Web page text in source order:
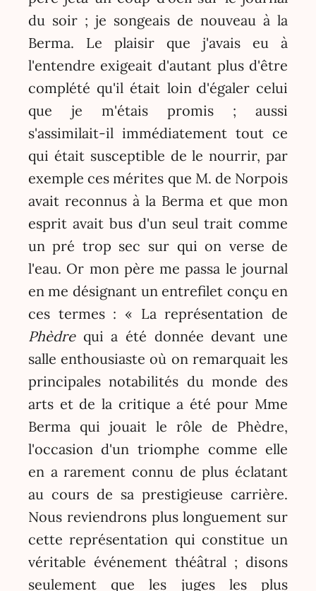
du soir ; je songeais de nouveau à la
Berma. Le plaisir que j'avais eu à
l'entendre exigeait d'autant plus d'être
complété qu'il était loin d'égaler celui
que je m'étais promis ; aussi
s'assimilait-il immédiatement tout ce
qui était susceptible de le nourrir, par
exemple ces mérites que M. de Norpois
avait reconnus à la Berma et que mon
esprit avait bus d'un seul trait comme
un pré trop sec sur qui on verse de
l'eau. Or mon père me passa le journal
en me désignant un entrefilet conçu en
ces termes : « La représentation de
Phèdrequi a été donnée devant une
salle enthousiaste où on remarquait les
principales notabilités du monde des
arts et de la critique a été pour Mme
Berma qui jouait le rôle de Phèdre,
l'occasion d'un triomphe comme elle
en a rarement connu de plus éclatant
au cours de sa prestigieuse carrière.
Nous reviendrons plus longuement sur
cette représentation qui constitue un
véritable événement théâtral ; disons
seulement que les juges les plus